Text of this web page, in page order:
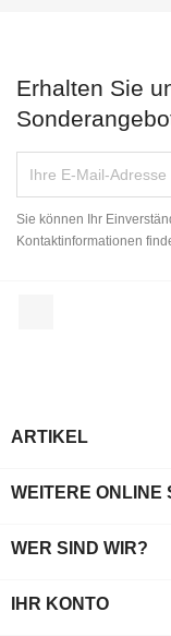
Erhalten Sie
Sie können Ihr
Kontaktinformationen
ARTIKEL
WEITERE ONLINE
WER SIND WIR?
IHR KONTO